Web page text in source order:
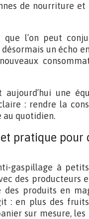
de nourriture et
l’on peut
un écho
une
: rendre la
au quotidien.
pratique pour
gaspillage à
des producteurs
des produits en
: en plus des
sur mesure,